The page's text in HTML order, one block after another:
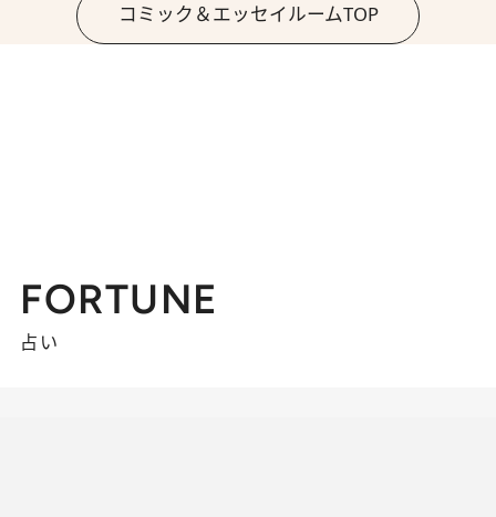
コミック＆エッセイルームTOP
FORTUNE
占い